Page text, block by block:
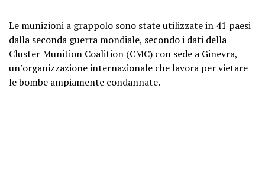
Le munizioni a grappolo sono state utilizzate in 41 paesi
dalla seconda guerra mondiale, secondo i dati della
Cluster Munition Coalition (CMC) con sede a Ginevra,
un’organizzazione internazionale che lavora per vietare
le bombe ampiamente condannate.